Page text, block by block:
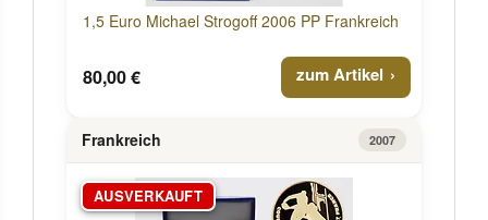
1,5 Euro Michael Strogoff 2006 PP Frankreich
80,00 € zum Artikel
Frankreich 2007
AUSVERKAUFT